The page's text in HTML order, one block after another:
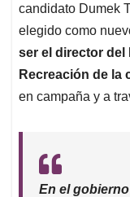
candidato Dumek
elegido como
ser el director del
Recreación de la
en campaña y a
En el